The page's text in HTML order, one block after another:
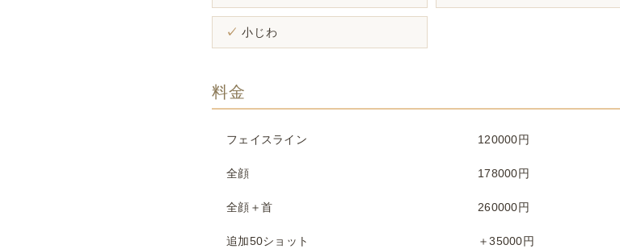
小じわ
料金
フェイスライン 120000円
全顔 178000円
全顔＋首 260000円
追加50ショット ＋35000円